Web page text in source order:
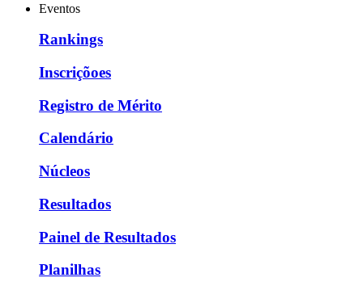
Eventos
Rankings
Inscriçõoes
Registro de Mérito
Calendário
Núcleos
Resultados
Painel de Resultados
Planilhas